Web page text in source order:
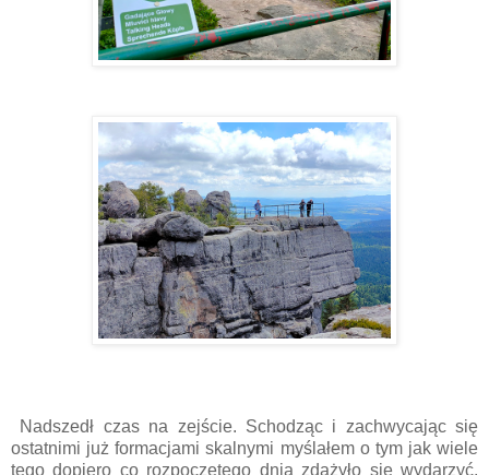
Nadszedł czas na zejście. Schodząc i zachwycając się
ostatnimi już formacjami skalnymi myślałem o tym jak wiele
tego dopiero co rozpoczętego dnia zdążyło się wydarzyć.